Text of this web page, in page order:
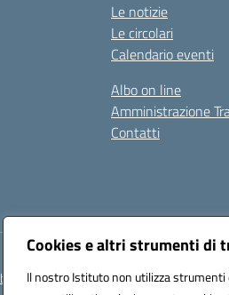
Cookies e altri strumenti di
Il nostro Istituto non utilizza
Le notizie
Le circolari
Calendario eventi
Albo on line
Amministrazione
Contatti
baic89400e@pec.istruzione.it